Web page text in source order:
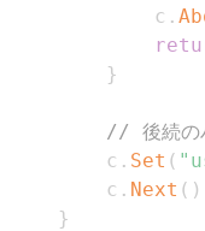
            c
.
}
// 後続の
        c
. Set (
        c
. Next ( )
}